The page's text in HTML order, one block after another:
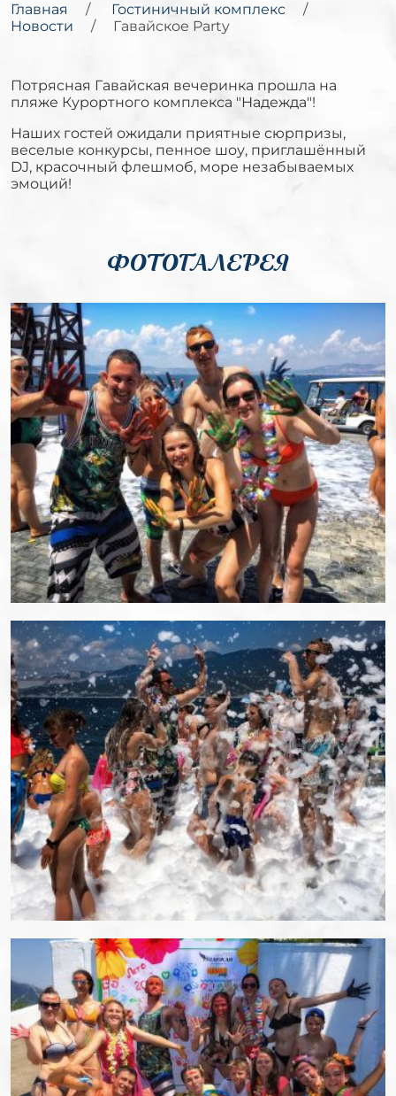
Главная
Гостиничный комплекс
Новости
Гавайское Party
Потрясная Гавайская вечеринка прошла на
пляже Курортного комплекса "Надежда"!
Наших гостей ожидали приятные сюрпризы,
веселые конкурсы, пенное шоу, приглашённый
DJ, красочный флешмоб, море незабываемых
эмоций!
ФОТОГАЛЕРЕЯ